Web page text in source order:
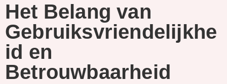
Het Belang van
Gebruiksvriendelijkhe
id en
Betrouwbaarheid